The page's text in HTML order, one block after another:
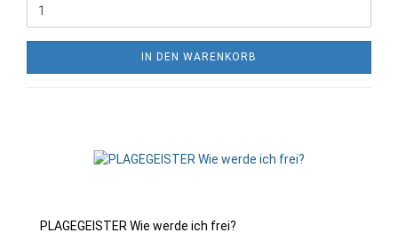
IN DEN WARENKORB
PLAGEGEISTER Wie werde ich frei?